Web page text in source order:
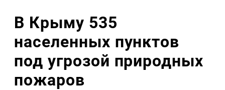
В Крыму 535
населенных пунктов
под угрозой природных
пожаров